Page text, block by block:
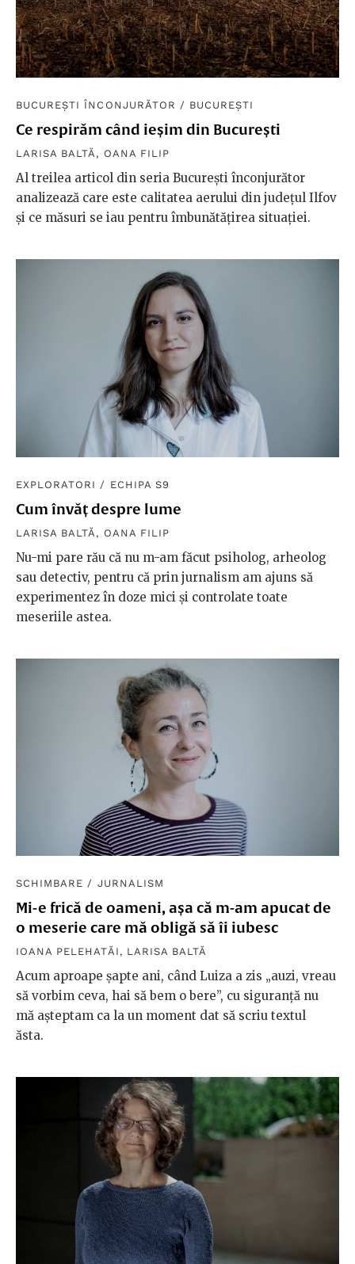
BUCUREȘTI ÎNCONJURĂTOR / BUCUREȘTI
Ce respirăm când ieșim din București
LARISA BALTĂ , OANA FILIP
Al treilea articol din seria București înconjurător
analizează care este calitatea aerului din județul Ilfov
și ce măsuri se iau pentru îmbunătățirea situației.
EXPLORATORI / ECHIPA S9
Cum învăț despre lume
LARISA BALTĂ , OANA FILIP
Nu-mi pare rău că nu m-am făcut psiholog, arheolog
sau detectiv, pentru că prin jurnalism am ajuns să
experimentez în doze mici și controlate toate
meseriile astea.
SCHIMBARE / JURNALISM
Mi-e frică de oameni, așa că m-am apucat de
o meserie care mă obligă să îi iubesc
IOANA PELEHATĂI , LARISA BALTĂ
Acum aproape șapte ani, când Luiza a zis „auzi, vreau
să vorbim ceva, hai să bem o bere”, cu siguranță nu
mă așteptam ca la un moment dat să scriu textul
ăsta.